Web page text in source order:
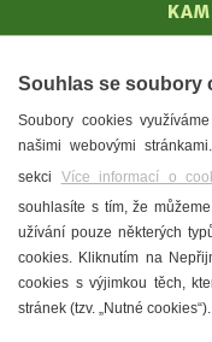
Souhlas se soubory
Soubory cookies
našimi webovými
sekci Více informací o
souhlasíte s tím, že
užívání pouze některých
cookies. Kliknutím na
cookies s výjimkou těch,
stránek (tzv. „Nutné cookies“).